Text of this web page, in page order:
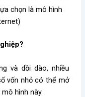
chọn là mô hình
và dồi dào, nhiều
vốn nhỏ có thể mở
hình này.